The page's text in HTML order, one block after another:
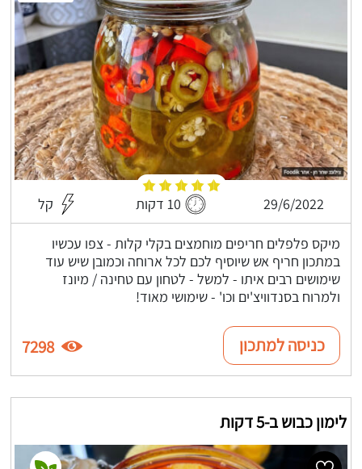
29/6/2022 10 דקות קל
מיקס פלפלים חריפים מוחמצים בקלי קלות - צפו עכשיו
במתכון חריף אש שיוסיף לכם לכל ארוחה וכמובן שיש עוד
שימושים רבים איתו - למשל - לטחון עם טחינה / מיונז
ולמרוח בסנדוויצ'ים וכו' - שימושי מאוד!
כניסה למתכון 7298
לימון כבוש ב-5 דקות